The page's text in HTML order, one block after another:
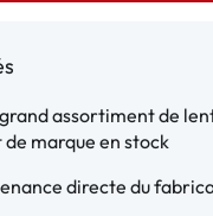
assortiment de
marque en stock
directe du